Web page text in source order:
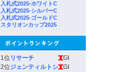
入札式2025-ホワイトC
入札式2025-シルバーC
入札式2025-ゴールドC
スタリオンカップ2025
1位 リサーチ
GI
2位ジェンティルトシ
GI